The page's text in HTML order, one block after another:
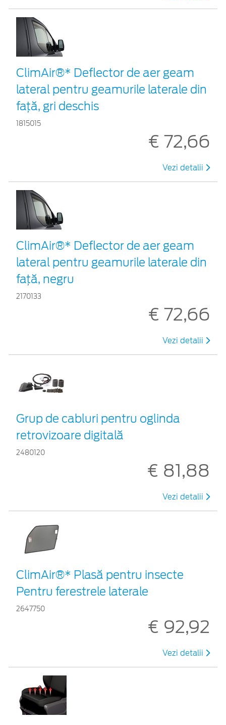
ClimAir®* Deflector de aer geam
lateral pentru geamurile laterale din
faţă, gri deschis
1815015
€ 72,66
Vezi detalii
ClimAir®* Deflector de aer geam
lateral pentru geamurile laterale din
faţă, negru
2170133
€ 72,66
Vezi detalii
Grup de cabluri pentru oglinda
retrovizoare digitală
2480120
€ 81,88
Vezi detalii
ClimAir®* Plasă pentru insecte
Pentru ferestrele laterale
2647750
€ 92,92
Vezi detalii